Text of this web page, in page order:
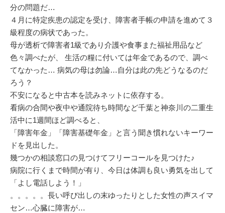
分の問題だ…
４月に特定疾患の認定を受け、障害者手帳の申請を進めて３
級程度の病状であった。
母が透析で障害者1級であり介護や食事また福祉用品など
色々調べたが、 生活の糧に付いては年金であるので、調べ
てなかった… 病気の母は勿論…自分は此の先どうなるのだ
ろう？
不安になると中古本を読みネットに依存する。
看病の合間や夜中や通院待ち時間など千葉と神奈川の二重生
活中に1週間ほど調べると、
「障害年金」「障害基礎年金」と言う聞き慣れないキーワー
ドを見出した。
幾つかの相談窓口の見つけてフリーコールを見つけた♪
病院に行くまで時間が有り、今日は体調も良い勇気を出して
「よし電話しよう！」
。。。。。長い呼び出しの末ゆったりとした女性の声スイマ
セン…心臓に障害が…